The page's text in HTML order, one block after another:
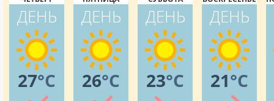
ДЕНЬ
27°C
ДЕНЬ
26°C
ДЕНЬ
23°C
ДЕНЬ
21°C